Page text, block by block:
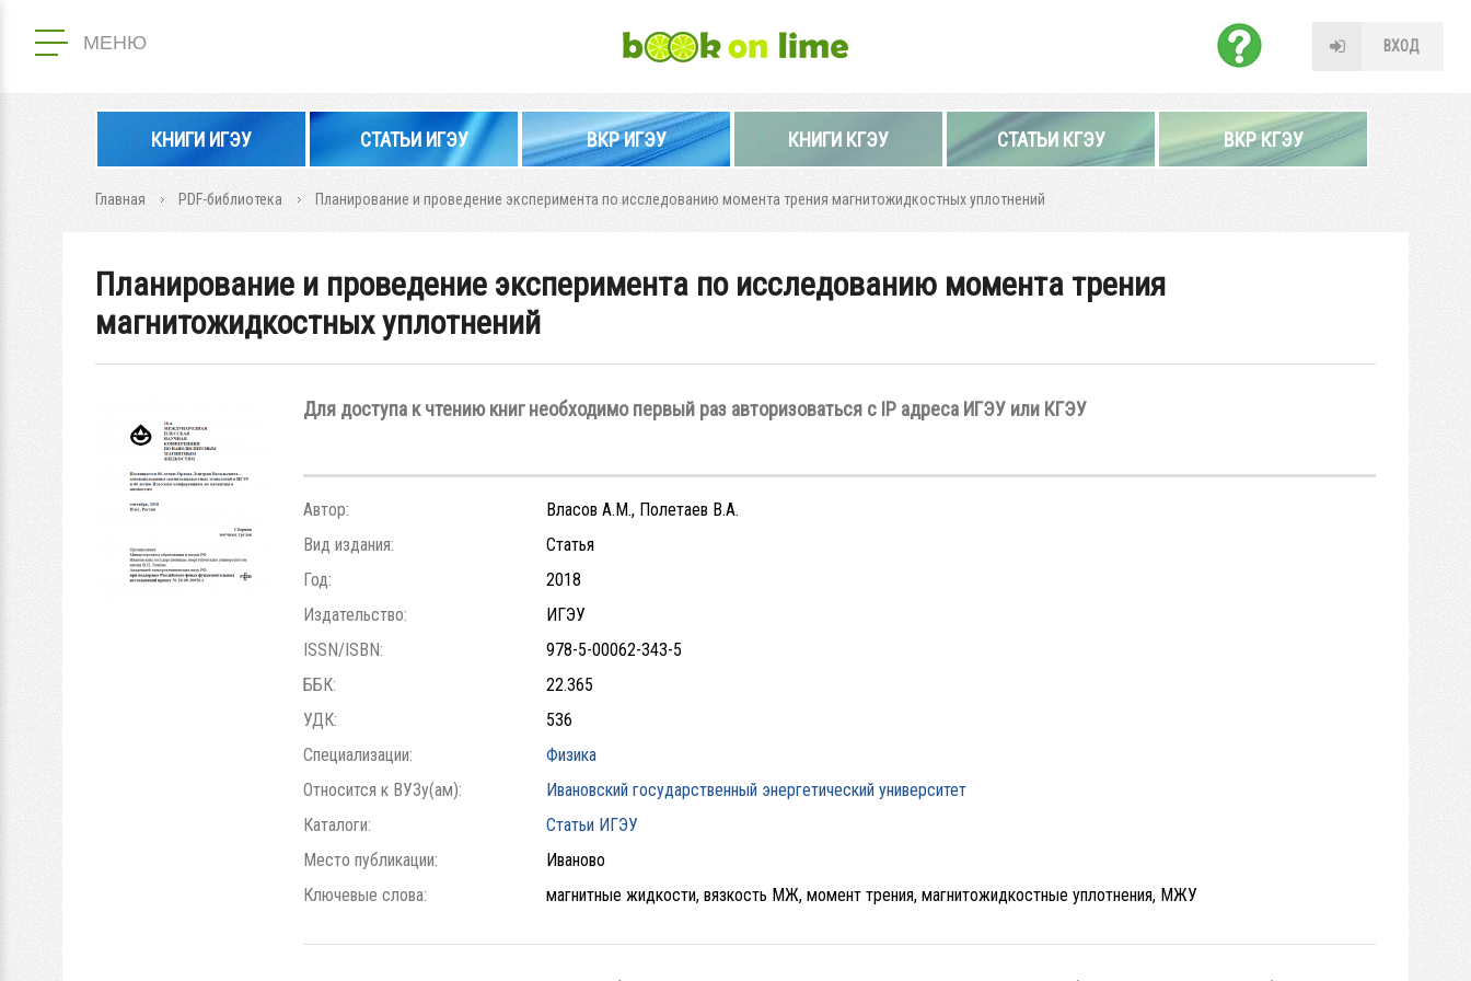
МЕНЮ ВХОД
КНИГИ ИГЭУ СТАТЬИ ИГЭУ ВКР ИГЭУ КНИГИ КГЭУ СТАТЬИ КГЭУ ВКР КГЭУ
Главная PDF-библиотека Планирование и проведение эксперимента по исследованию момента трения магнитожидкостных уплотнений
Планирование и проведение эксперимента по исследованию момента трения
магнитожидкостных уплотнений
Для доступа к чтению книг необходимо первый раз авторизоваться с IP адреса ИГЭУ или КГЭУ
Автор:
Власов А.М., Полетаев В.А.
Вид издания:
Статья
Год:
2018
Издательство:
ИГЭУ
ISSN/ISBN:
978-5-00062-343-5
ББК:
22.365
УДК:
536
Специализации:
Физика
Относится к ВУЗу(ам):
Ивановский государственный энергетический университет
Каталоги:
Статьи ИГЭУ
Место публикации:
Иваново
Ключевые слова:
магнитные жидкости, вязкость МЖ, момент трения, магнитожидкостные уплотнения, МЖУ